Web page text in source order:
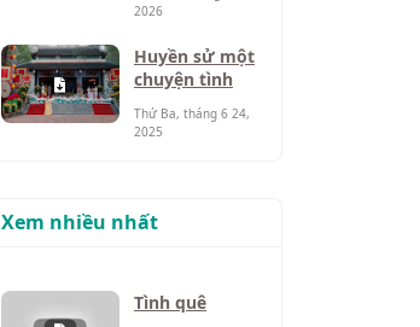
2026
Huyền sử một
chuyện tình
Thứ Ba, tháng 6 24,
2025
Xem nhiều nhất
Tình quê